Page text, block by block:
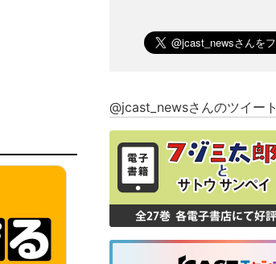
@jcast_newsさんのツイート